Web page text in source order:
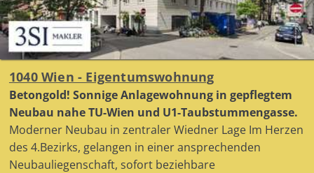
1040 Wien - Eigentumswohnung
Betongold! Sonnige Anlagewohnung in gepflegtem
Neubau nahe TU-Wien und U1-Taubstummengasse.
Moderner Neubau in zentraler Wiedner Lage Im Herzen
des 4.Bezirks, gelangen in einer ansprechenden
Neubauliegenschaft, sofort beziehbare